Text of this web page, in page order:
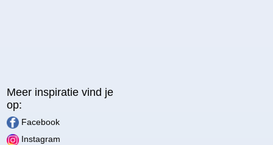
Meer inspiratie vind je
op:
Facebook
Instagram